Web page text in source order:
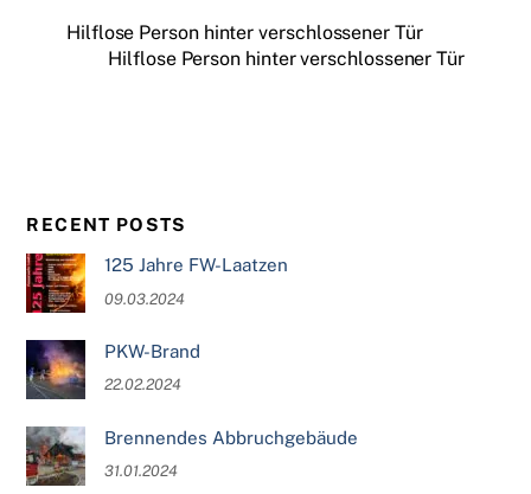
Hilflose Person hinter verschlossener Tür
Hilflose Person hinter verschlossener Tür
RECENT POSTS
125 Jahre FW-Laatzen
09.03.2024
PKW-Brand
22.02.2024
Brennendes Abbruchgebäude
31.01.2024